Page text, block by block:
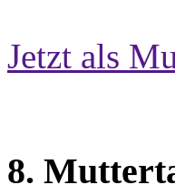
Jetzt als
8.